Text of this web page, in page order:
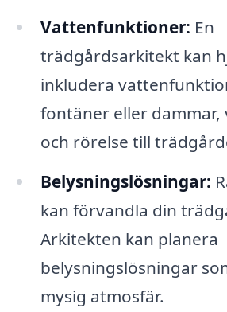
Vattenfunktioner: En
trädgårdsarkitekt kan
inkludera
fontäner eller dammar,
och rörelse till
Belysningslösningar:
kan förvandla din
Arkitekten kan planera
belysningslösningar
mysig atmosfär.